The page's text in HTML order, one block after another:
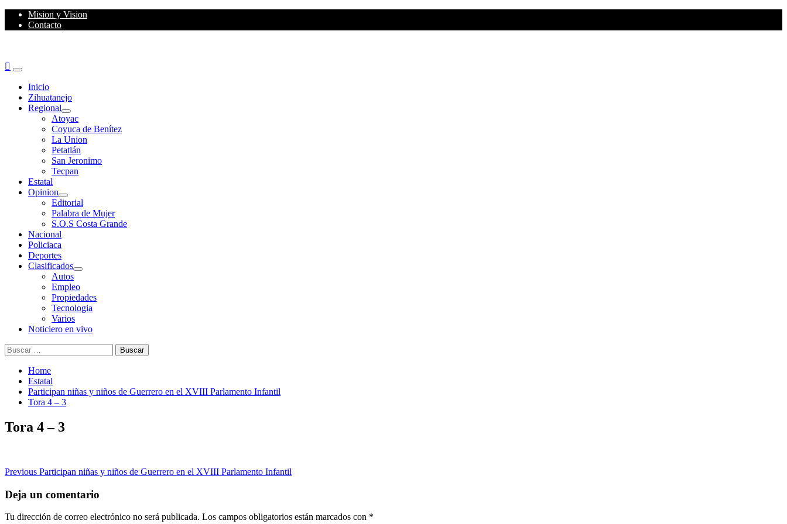
Skip
Mision y Vision
Contacto
Primary
MenuInicio
Zihuatanejo
Regional
Atoyac
Coyuca de Benítez
La Union
Petatlán
San Jeronimo
Tecpan
Estatal
Opinion
Editorial
Palabra de Mujer
S.O.S Costa Grande
Nacional
Policiaca
Deportes
Clasificados
Autos
Empleo
Propiedades
Tecnologia
Varios
Noticiero en vivo
Buscar:
Home
Estatal
Participan niñas y niños de Guerrero en el XVIII Parlamento Infantil
Tora 4 – 3
Tora 4 – 3
Post
navigation
Previous Participan niñas y niños de Guerrero en el XVIII Parlamento Infantil
Deja un comentario
Tu dirección de correo electrónico no será publicada. Los campos obligatorios están marcados con *